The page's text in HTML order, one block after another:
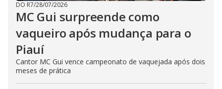
DO R7/28/07/2026
MC Gui surpreende como
vaqueiro após mudança para o
Piauí
Cantor MC Gui vence campeonato de vaquejada após dois
meses de prática